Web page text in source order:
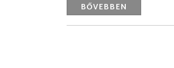
BŐVEBBEN